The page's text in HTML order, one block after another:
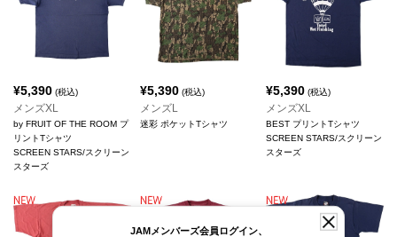
¥5,390 (税込)
メンズXL
by FRUIT OF THE ROOM プ
リントTシャツ
SCREEN STARS/スクリーン
スターズ
¥5,390(税込)
メンズL
迷彩 ポケットTシャツ
¥5,390 (税込)
メンズXL
BEST プリントTシャツ
SCREEN STARS/スクリーン
スターズ
JAMメンバーズ会員ログイン、